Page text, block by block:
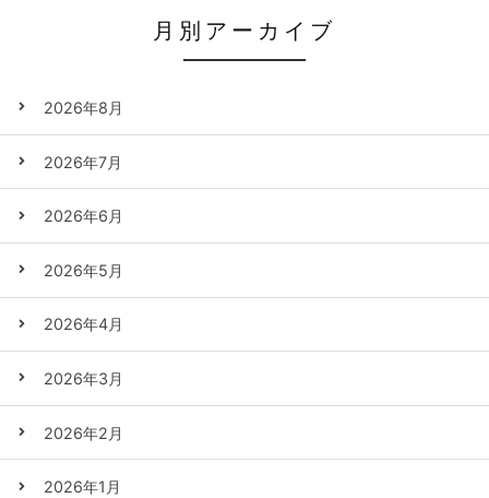
月別アーカイブ
2026年8月
2026年7月
2026年6月
2026年5月
2026年4月
2026年3月
2026年2月
2026年1月